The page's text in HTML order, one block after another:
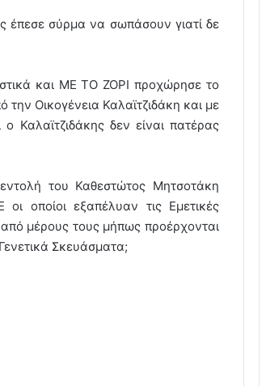
έπεσε σύρμα να σωπάσουν γιατί δε
και ΜΕ ΤΟ ΖΟΡΙ προχώρησε το
Οικογένεια Καλαϊτζιδάκη και με
δεν είναι πατέρας
του Καθεστώτος Μητσοτάκη
οποίοι εξαπέλυαν τις Εμετικές
από μέρους τους μήπως προέρχονται
Σκευάσματα;